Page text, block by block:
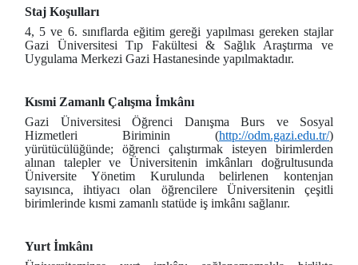
Staj Koşulları
4, 5 ve 6. sınıflarda eğitim gereği yapılması gereken stajlar
Gazi Üniversitesi Tıp Fakültesi & Sağlık Araştırma ve
Uygulama Merkezi Gazi Hastanesinde yapılmaktadır.
Kısmi Zamanlı Çalışma İmkânı
Gazi Üniversitesi Öğrenci Danışma Burs ve Sosyal
Hizmetleri Biriminin (http://odm.gazi.edu.tr/)
yürütücülüğünde; öğrenci çalıştırmak isteyen birimlerden
alınan talepler ve Üniversitenin imkânları doğrultusunda
Üniversite Yönetim Kurulunda belirlenen kontenjan
sayısınca, ihtiyacı olan öğrencilere Üniversitenin çeşitli
birimlerinde kısmi zamanlı statüde iş imkânı sağlanır.
Yurt İmkânı